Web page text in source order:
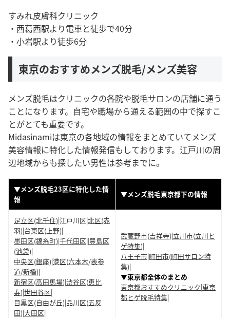
すみれ皮膚科クリニック
・西葛西駅より電車と徒歩で40分
・小岩駅より徒歩6分
東京のおすすめメンズ脱毛/メンズ美容
メンズ脱毛はクリニックの各院や脱毛サロンの店舗に通う
ことになります。自宅や職場から通える範囲の中で探すこ
とがとても重要です。
Midasinamiは東京の各地域の情報をまとめていてメンズ
美容情報に特化した情報発信もしております。江戸川の周
辺地域からも探したい男性は参考までに。
▼メンズ脱毛23区に特化した情
報
▼メンズ脱毛東京都下の情報
足立区(北千住)|江戸川区|北区(赤
羽)|台東区(上野)|
墨田区(錦糸町)|千代田区||豊島区
(池袋)|
中央区(銀座)|港区(六本木/表参
道/新橋)|
新宿区(高田馬場)|渋谷区(恵比
寿)|世田谷区|
目黒区(自由が丘)|品川区(五反
田)|大田区|
武蔵野市(吉祥寺)|立川市(立川ヒ
ゲ特集)|
八王子市|町田市(町田サロン特
集)|
▼東京都全体のまとめ
東京都おすすめクリニック|東京
都ヒゲ脱毛特集|